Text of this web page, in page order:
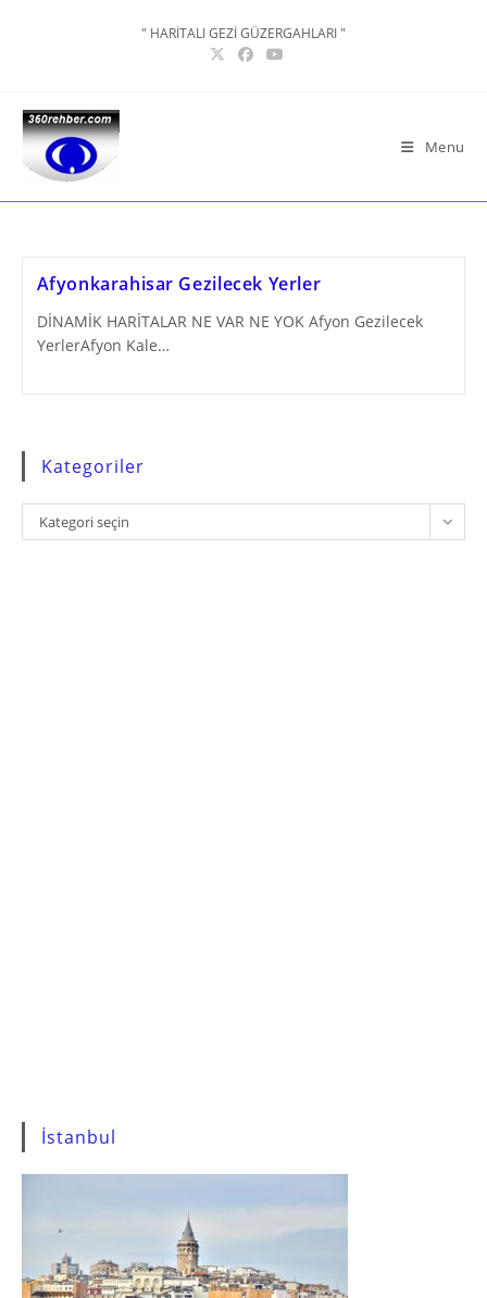
" HARİTALI GEZİ GÜZERGAHLARI "
Menu
Afyonkarahisar Gezilecek Yerler
DİNAMİK HARİTALAR NE VAR NE YOK Afyon Gezilecek
YerlerAfyon Kale…
Kategoriler
Kategoriler
Kategori seçin
İstanbul